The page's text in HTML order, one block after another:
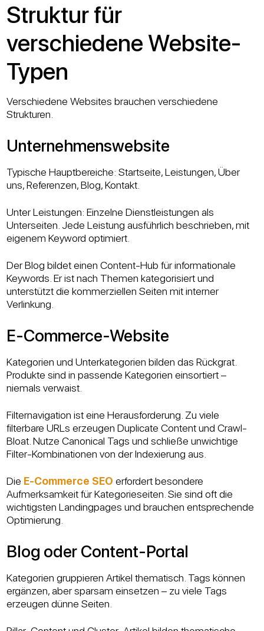
Struktur für
verschiedene Website-
Typen
Verschiedene Websites brauchen verschiedene
Strukturen.
Unternehmenswebsite
Typische Hauptbereiche: Startseite, Leistungen, Über
uns, Referenzen, Blog, Kontakt.
Unter Leistungen: Einzelne Dienstleistungen als
Unterseiten. Jede Leistung ausführlich beschrieben, mit
eigenem Keyword optimiert.
Der Blog bildet einen Content-Hub für informationale
Keywords. Er ist nach Themen kategorisiert und
unterstützt die kommerziellen Seiten mit interner
Verlinkung.
E-Commerce-Website
Kategorien und Unterkategorien bilden das Rückgrat.
Produkte sind in passende Kategorien einsortiert –
niemals verwaist.
Filternavigation ist eine Herausforderung. Zu viele
filterbare URLs erzeugen Duplicate Content und Crawl-
Bloat. Nutze Canonical Tags und schließe unwichtige
Filter-Kombinationen von der Indexierung aus.
Die E-Commerce SEO erfordert besondere
Aufmerksamkeit für Kategorieseiten. Sie sind oft die
wichtigsten Landingpages und brauchen entsprechende
Optimierung.
Blog oder Content-Portal
Kategorien gruppieren Artikel thematisch. Tags können
ergänzen, aber sparsam einsetzen – zu viele Tags
erzeugen dünne Seiten.